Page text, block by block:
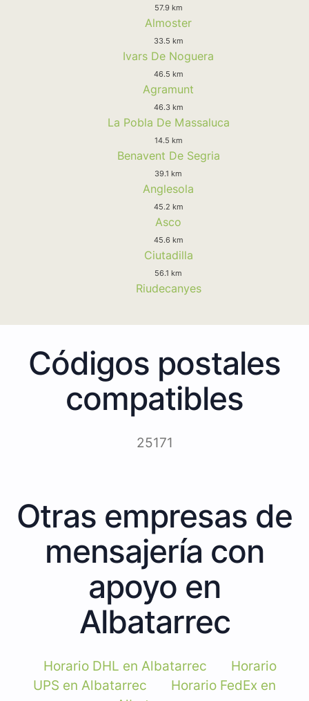
57.9 km
Almoster
33.5 km
Ivars De Noguera
46.5 km
Agramunt
46.3 km
La Pobla De Massaluca
14.5 km
Benavent De Segria
39.1 km
Anglesola
45.2 km
Asco
45.6 km
Ciutadilla
56.1 km
Riudecanyes
Códigos postales
compatibles
25171
Otras empresas de
mensajería con
apoyo en
Albatarrec
Horario DHL en Albatarrec
Horario
UPS en Albatarrec
Horario FedEx en